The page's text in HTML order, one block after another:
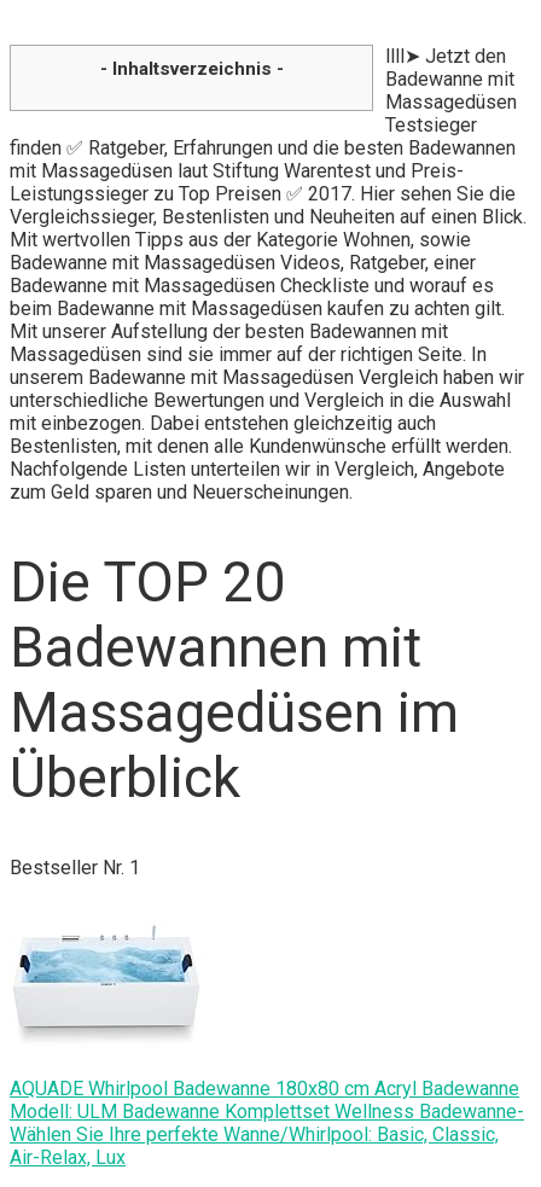
- Inhaltsverzeichnis -
llll➤ Jetzt den
Badewanne mit
Massagedüsen
Testsieger
finden ✅ Ratgeber, Erfahrungen und die besten Badewannen
mit Massagedüsen laut Stiftung Warentest und Preis-
Leistungssieger zu Top Preisen ✅ 2017. Hier sehen Sie die
Vergleichssieger, Bestenlisten und Neuheiten auf einen Blick.
Mit wertvollen Tipps aus der Kategorie Wohnen, sowie
Badewanne mit Massagedüsen Videos, Ratgeber, einer
Badewanne mit Massagedüsen Checkliste und worauf es
beim Badewanne mit Massagedüsen kaufen zu achten gilt.
Mit unserer Aufstellung der besten Badewannen mit
Massagedüsen sind sie immer auf der richtigen Seite. In
unserem Badewanne mit Massagedüsen Vergleich haben wir
unterschiedliche Bewertungen und Vergleich in die Auswahl
mit einbezogen. Dabei entstehen gleichzeitig auch
Bestenlisten, mit denen alle Kundenwünsche erfüllt werden.
Nachfolgende Listen unterteilen wir in Vergleich, Angebote
zum Geld sparen und Neuerscheinungen.
Die TOP 20
Badewannen mit
Massagedüsen im
Überblick
Bestseller Nr. 1
AQUADE Whirlpоol Badewanne 180x80 cm Acryl Badewanne
Modell: ULM Bаdewanne Komplettset Wellness Bаdewanne-
Wählen Sie Ihre perfekte Wanne/Whirlpоol: Basic, Classic,
Air-Relax, Lux